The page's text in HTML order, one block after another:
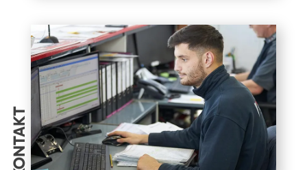
KONTAKT